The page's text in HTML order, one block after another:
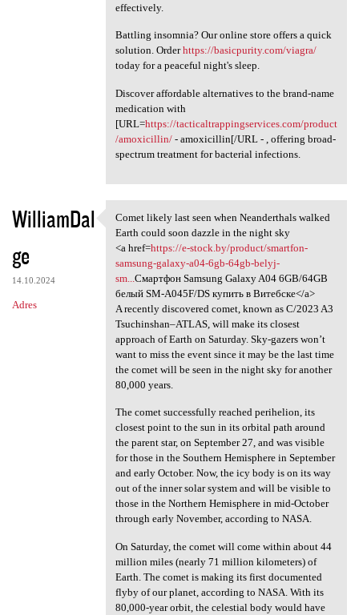
effectively.
Battling insomnia? Our online store offers a quick
solution. Orderhttps://basicpurity.com/viagra/
today for a peaceful night's sleep.
Discover affordable alternatives to the brand-name
medication with
[URL=https://tacticaltrappingservices.com/product
/amoxicillin/- amoxicillin[/URL - , offering broad-
spectrum treatment for bacterial infections.
WilliamDal
ge
14.10.2024
Adres
Comet likely last seen when
Comet likely last seen when Neanderthals walked
Earth could soon dazzle in the night sky
<a href=https://e-stock.by/product/smartfon-
samsung-galaxy-a04-6gb-64gb-belyj-
sm... Смартфон Samsung Galaxy A04 6GB/64GB
белый SM-A045F/DS купить в Витебске</a>
A recently discovered comet, known as C/2023 A3
Tsuchinshan–ATLAS, will make its closest
approach of Earth on Saturday. Sky-gazers won’t
want to miss the event since it may be the last time
the comet will be seen in the night sky for another
80,000 years.
The comet successfully reached perihelion, its
closest point to the sun in its orbital path around
the parent star, on September 27, and was visible
for those in the Southern Hemisphere in September
and early October. Now, the icy body is on its way
out of the inner solar system and will be visible to
those in the Northern Hemisphere in mid-October
through early November, according to NASA.
On Saturday, the comet will come within about 44
million miles (nearly 71 million kilometers) of
Earth. The comet is making its first documented
flyby of our planet, according to NASA. With its
80,000-year orbit, the celestial body would have